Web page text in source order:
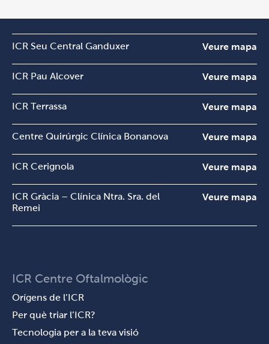
ICR Seu Central Ganduxer Veure mapa
ICR Pau Alcover Veure mapa
ICR Terrassa Veure mapa
Centre Quirúrgic Clínica Bonanova Veure mapa
ICR Cerignola Veure mapa
ICR Gràcia – Clínica Ntra. Sra. del
Remei
Veure mapa
ICR Centre Oftalmològic
Orígens de l’ICR
Per què triar l’ICR?
Tecnologia per a la teva visió